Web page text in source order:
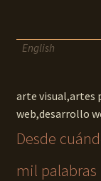
la
contenido
diseño
contacto
English
arte visual,artes
web,desarrollo
Desde
mil palabras